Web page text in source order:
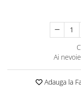
Diverse produse de
Mobilier
Pardoseli
Ai
Adauga la